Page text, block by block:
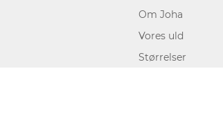
Om Joha
Vores uld
Størrelser